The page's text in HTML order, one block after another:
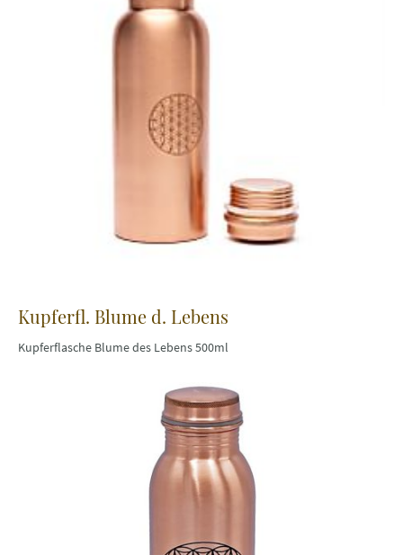
Kupferfl. Blume d. Lebens
Kupferflasche Blume des Lebens 500ml